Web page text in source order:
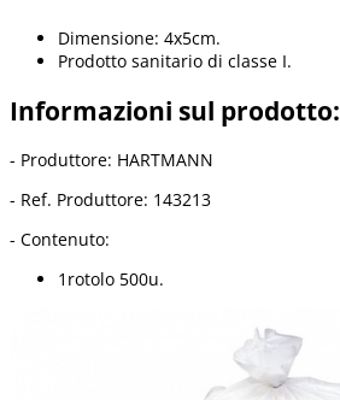
Dimensione: 4x5cm.
Prodotto sanitario di classe I.
Informazioni sul prodotto:
- Produttore: HARTMANN
- Ref. Produttore: 143213
- Contenuto:
1rotolo 500u.